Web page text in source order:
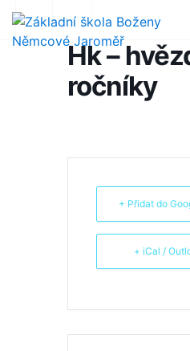
Hk –
ročníky
+ Přidat do
+ iCal /